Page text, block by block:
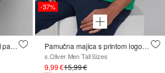
Polo majica dugih rukava od pamučnog pikea s manžetama
-37%
Pamučna majica s printom logotipa
s.Oliver Men Tall Sizes
9,99 €15,99 €